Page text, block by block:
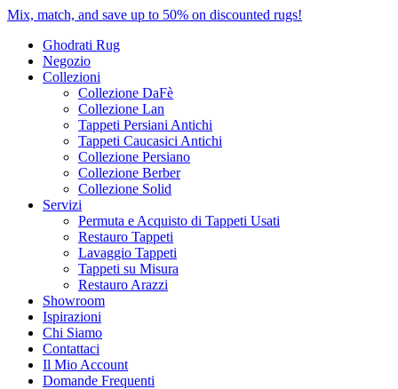
Mix, match, and save up to 50% on discounted rugs!
Ghodrati Rug
Negozio
Collezioni
Collezione DaFè
Collezione Lan
Tappeti Persiani Antichi
Tappeti Caucasici Antichi
Collezione Persiano
Collezione Berber
Collezione Solid
Servizi
Permuta e Acquisto di Tappeti Usati
Restauro Tappeti
Lavaggio Tappeti
Tappeti su Misura
Restauro Arazzi
Showroom
Ispirazioni
Chi Siamo
Contattaci
Il Mio Account
Domande Frequenti